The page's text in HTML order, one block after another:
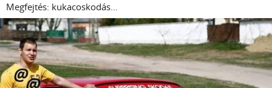
Megfejtés: kukacoskodás...